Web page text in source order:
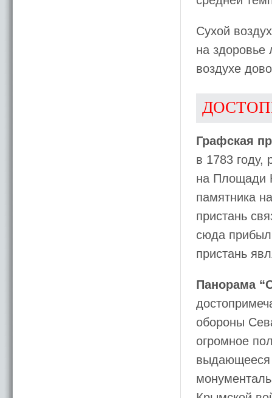
Сухой
на
воздухе
Графская
в 1783 году,
на Площади
памятника
пристань
сюда
пристань
Панорама
обороны
огромное
выдающееся